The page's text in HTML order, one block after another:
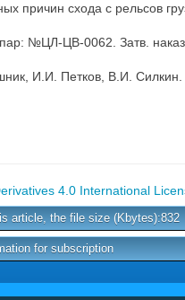
схода с рельсов
№ЦЛ-ЦВ-0062. Затв.
И.И. Петков, В.И.
4.0 International
article, the file size (Kbytes):832
for subscription